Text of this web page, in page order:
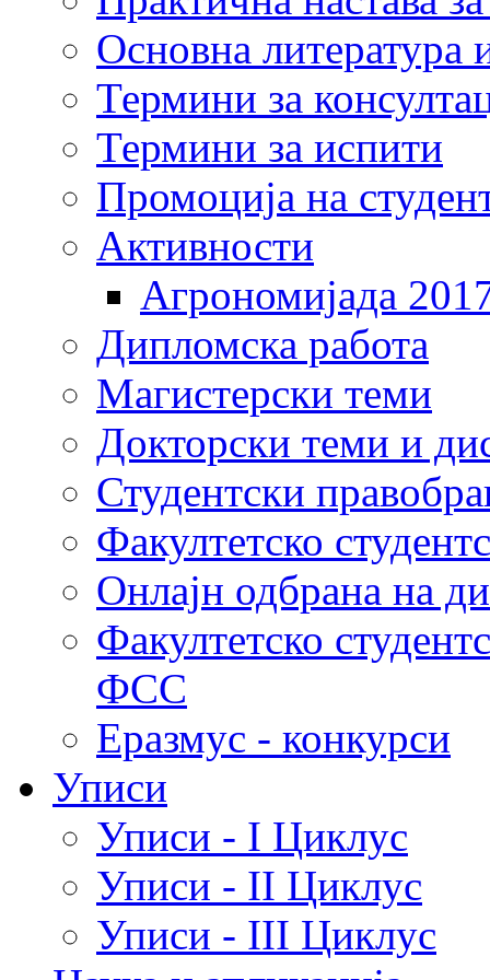
Основна литература
Термини за
Термини за испити
Промоција на
Активности
Агрономијада
Дипломска работа
Магистерски теми
Докторски теми и
Студентски
Факултетско
Онлајн одбрана на
Факултетско
ФСС
Еразмус - конкурси
Уписи
Уписи - I Циклус
Уписи - II Циклус
Уписи - III Циклус